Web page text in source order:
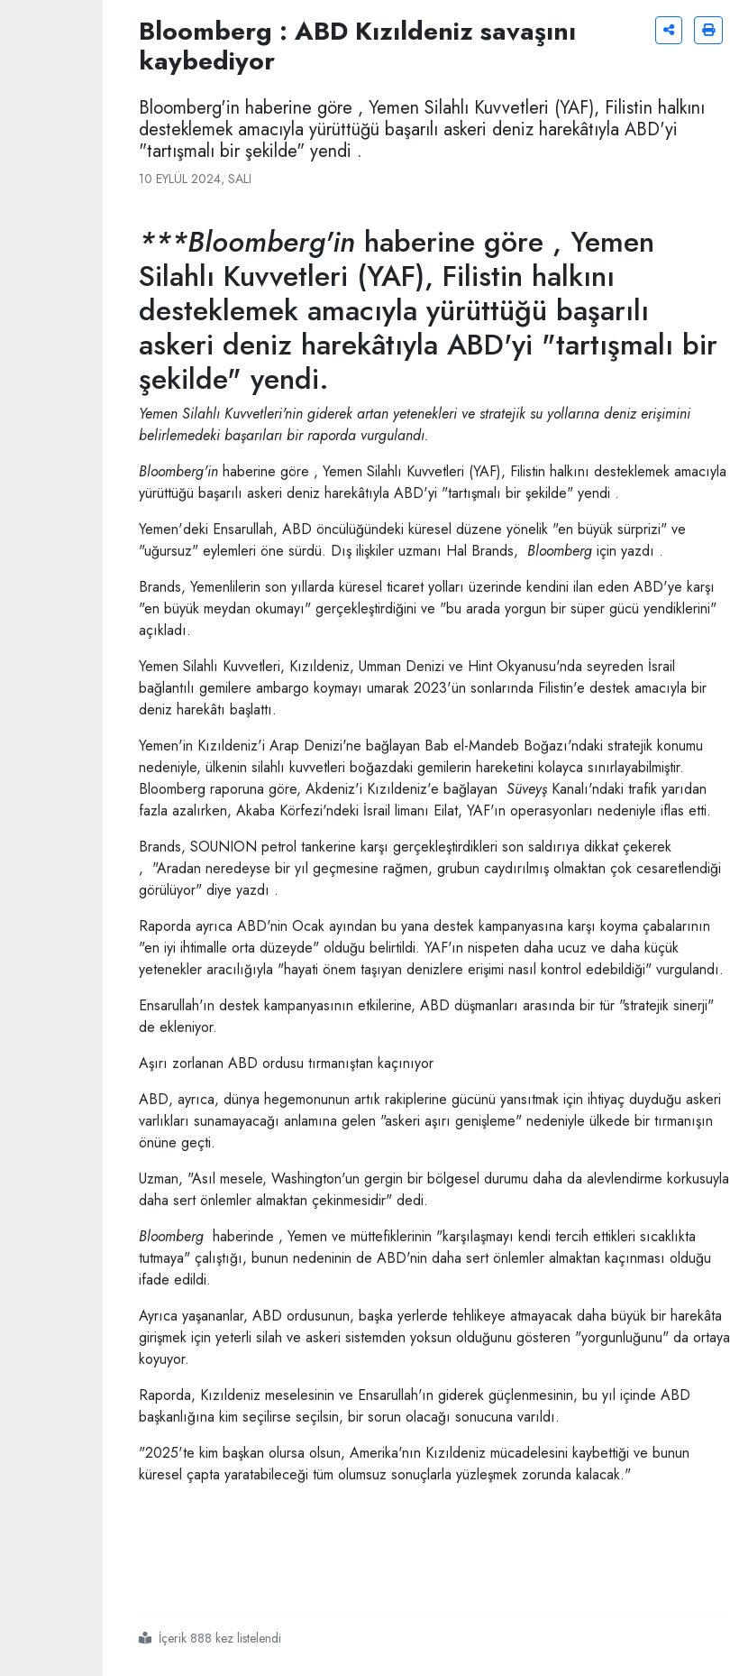
Bloomberg : ABD Kızıldeniz savaşını
kaybediyor
Bloomberg'in haberine göre , Yemen Silahlı Kuvvetleri (YAF), Filistin halkını
desteklemek amacıyla yürüttüğü başarılı askeri deniz harekâtıyla ABD'yi
"tartışmalı bir şekilde" yendi .
10 EYLÜL 2024, SALI
***Bloomberg'in haberine göre , Yemen
Silahlı Kuvvetleri (YAF), Filistin halkını
desteklemek amacıyla yürüttüğü başarılı
askeri deniz harekâtıyla ABD'yi "tartışmalı bir
şekilde" yendi.
Yemen Silahlı Kuvvetleri'nin giderek artan yetenekleri ve stratejik su yollarına deniz erişimini
belirlemedeki başarıları bir raporda vurgulandı.
Bloomberg'in haberine göre , Yemen Silahlı Kuvvetleri (YAF), Filistin halkını desteklemek amacıyla
yürüttüğü başarılı askeri deniz harekâtıyla ABD'yi "tartışmalı bir şekilde" yendi .
Yemen'deki Ensarullah, ABD öncülüğündeki küresel düzene yönelik "en büyük sürprizi" ve
"uğursuz" eylemleri öne sürdü. Dış ilişkiler uzmanı Hal Brands, Bloomberg için yazdı .
Brands, Yemenlilerin son yıllarda küresel ticaret yolları üzerinde kendini ilan eden ABD'ye karşı
"en büyük meydan okumayı" gerçekleştirdiğini ve "bu arada yorgun bir süper gücü yendiklerini"
açıkladı.
Yemen Silahlı Kuvvetleri, Kızıldeniz, Umman Denizi ve Hint Okyanusu'nda seyreden İsrail
bağlantılı gemilere ambargo koymayı umarak 2023'ün sonlarında Filistin'e destek amacıyla bir
deniz harekâtı başlattı.
Yemen'in Kızıldeniz'i Arap Denizi'ne bağlayan Bab el-Mandeb Boğazı'ndaki stratejik konumu
nedeniyle, ülkenin silahlı kuvvetleri boğazdaki gemilerin hareketini kolayca sınırlayabilmiştir.
Bloomberg raporuna göre, Akdeniz'i Kızıldeniz'e bağlayan SüveyşKanalı'ndaki trafik yarıdan
fazla azalırken, Akaba Körfezi'ndeki İsrail limanı Eilat, YAF'ın operasyonları nedeniyle iflas etti.
Brands, SOUNION petrol tankerine karşı gerçekleştirdikleri son saldırıya dikkat çekerek
, "Aradan neredeyse bir yıl geçmesine rağmen, grubun caydırılmış olmaktan çok cesaretlendiği
görülüyor" diye yazdı .
Raporda ayrıca ABD'nin Ocak ayından bu yana destek kampanyasına karşı koyma çabalarının
"en iyi ihtimalle orta düzeyde" olduğu belirtildi. YAF'ın nispeten daha ucuz ve daha küçük
yetenekler aracılığıyla "hayati önem taşıyan denizlere erişimi nasıl kontrol edebildiği" vurgulandı.
Ensarullah'ın destek kampanyasının etkilerine, ABD düşmanları arasında bir tür "stratejik sinerji"
de ekleniyor.
Aşırı zorlanan ABD ordusu tırmanıştan kaçınıyor
ABD, ayrıca, dünya hegemonunun artık rakiplerine gücünü yansıtmak için ihtiyaç duyduğu askeri
varlıkları sunamayacağı anlamına gelen "askeri aşırı genişleme" nedeniyle ülkede bir tırmanışın
önüne geçti.
Uzman, "Asıl mesele, Washington'un gergin bir bölgesel durumu daha da alevlendirme korkusuyla
daha sert önlemler almaktan çekinmesidir" dedi.
Bloomberg haberinde , Yemen ve müttefiklerinin "karşılaşmayı kendi tercih ettikleri sıcaklıkta
tutmaya" çalıştığı, bunun nedeninin de ABD'nin daha sert önlemler almaktan kaçınması olduğu
ifade edildi.
Ayrıca yaşananlar, ABD ordusunun, başka yerlerde tehlikeye atmayacak daha büyük bir harekâta
girişmek için yeterli silah ve askeri sistemden yoksun olduğunu gösteren "yorgunluğunu" da ortaya
koyuyor.
Raporda, Kızıldeniz meselesinin ve Ensarullah'ın giderek güçlenmesinin, bu yıl içinde ABD
başkanlığına kim seçilirse seçilsin, bir sorun olacağı sonucuna varıldı.
"2025'te kim başkan olursa olsun, Amerika'nın Kızıldeniz mücadelesini kaybettiği ve bunun
küresel çapta yaratabileceği tüm olumsuz sonuçlarla yüzleşmek zorunda kalacak."
#bloomberg
#abd
#kızıldeniz
#savaşını
#kaybediyor
İçerik 888 kez listelendi